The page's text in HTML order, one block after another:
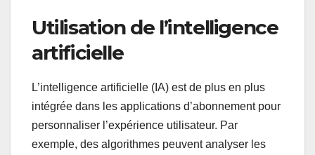
Utilisation de l’intelligence
artificielle
L’intelligence artificielle (IA) est de plus en plus
intégrée dans les applications d’abonnement pour
personnaliser l’expérience utilisateur. Par
exemple, des algorithmes peuvent analyser les